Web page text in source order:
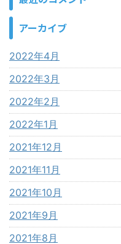
アーカイブ
2022年4月
2022年3月
2022年2月
2022年1月
2021年12月
2021年11月
2021年10月
2021年9月
2021年8月